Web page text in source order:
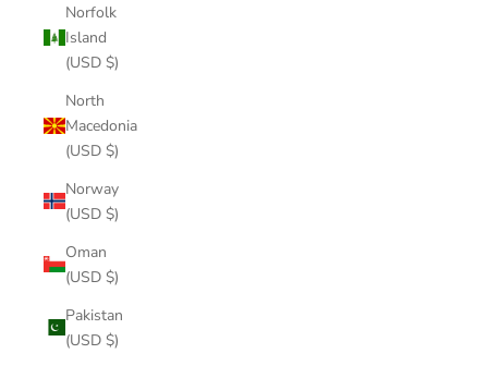
Norfolk
Island
(USD $)
North
Macedonia
(USD $)
Norway
(USD $)
Oman
(USD $)
Pakistan
(USD $)